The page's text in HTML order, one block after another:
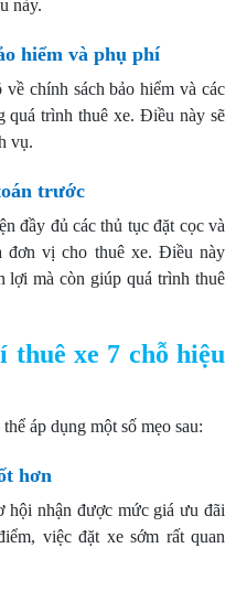
này.
hiểm và phụ phí
chính sách bảo hiểm và các
quá trình thuê xe. Điều này sẽ
vụ.
trước
đầy đủ các thủ tục đặt cọc và
đơn vị cho thuê xe. Điều này
lợi mà còn giúp quá trình thuê
thuê xe 7 chỗ hiệu
áp dụng một số mẹo sau:
hơn
hội nhận được mức giá ưu đãi
việc đặt xe sớm rất quan